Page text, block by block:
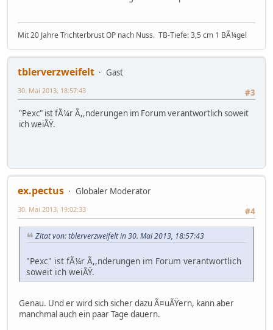
Mit 20 Jahre Trichterbrust OP nach Nuss. TB-Tiefe: 3,5 cm 1 BÃ¼gel
tblerverzweifelt
Gast
#3
30. Mai 2013, 18:57:43
"Pexc" ist fÃ¼r Ã,,nderungen im Forum verantwortlich soweit
ich weiÃŸ.
ex.pectus
Globaler Moderator
#4
30. Mai 2013, 19:02:33
Zitat von: tblerverzweifelt in 30. Mai 2013, 18:57:43
"Pexc" ist fÃ¼r Ã,,nderungen im Forum verantwortlich
soweit ich weiÃŸ.
Genau. Und er wird sich sicher dazu Ã¤uÃŸern, kann aber
manchmal auch ein paar Tage dauern.